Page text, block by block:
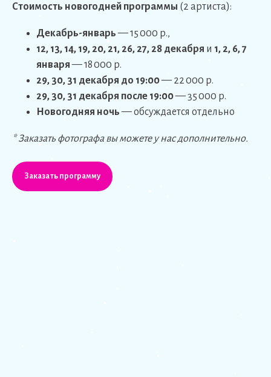
Стоимость новогодней программы (2 артиста):
Декабрь-январь— 15 000 р.,
12, 13, 14, 19, 20, 21, 26, 27, 28 декабря и 1, 2, 6, 7
января— 18 000 р.
29, 30, 31 декабря до 19:00— 22 000 р.
29, 30, 31 декабря после 19:00— 35 000 р.
Новогодняя ночь— обсуждается отдельно
* Заказать фотографа вы можете у нас дополнительно.
Заказать программу